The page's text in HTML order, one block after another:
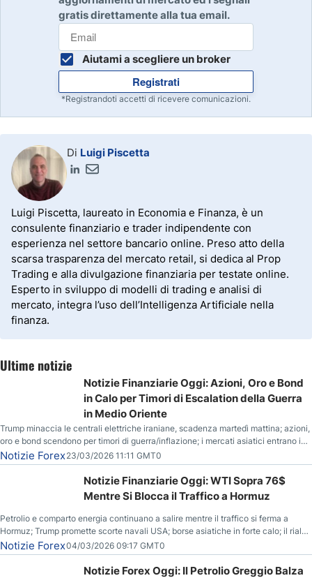
gratis direttamente alla tua email.
Aiutami a scegliere un broker
Registrati
*Registrandoti accetti di ricevere comunicazioni.
Di Luigi Piscetta
Luigi Piscetta, laureato in Economia e Finanza, è un
consulente finanziario e trader indipendente con
esperienza nel settore bancario online. Preso atto della
scarsa trasparenza del mercato retail, si dedica al Prop
Trading e alla divulgazione finanziaria per testate online.
Esperto in sviluppo di modelli di trading e analisi di
mercato, integra l’uso dell’Intelligenza Artificiale nella
finanza.
Ultime notizie
Notizie Finanziarie Oggi: Azioni, Oro e Bond
in Calo per Timori di Escalation della Guerra
in Medio Oriente
Trump minaccia le centrali elettriche iraniane, scadenza martedì mattina; azioni,
oro e bond scendono per timori di guerra/inflazione; i mercati asiatici entrano in
correzione; il petrolio greggio resta stabile.
Notizie Forex23/03/2026 11:11 GMT0
Notizie Finanziarie Oggi: WTI Sopra 76$
Mentre Si Blocca il Traffico a Hormuz
Petrolio e comparto energia continuano a salire mentre il traffico si ferma a
Hormuz; Trump promette scorte navali USA; borse asiatiche in forte calo; il rialzo
del gas naturale mette pressione all’euro.
Notizie Forex04/03/2026 09:17 GMT0
Notizie Forex Oggi: Il Petrolio Greggio Balza